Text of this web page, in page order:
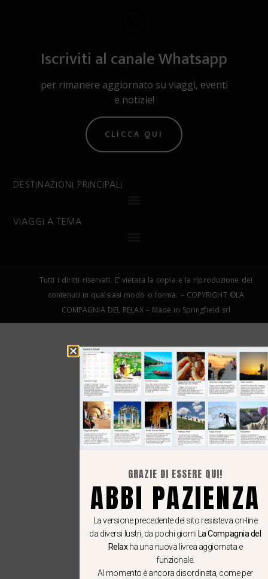
Iscriviti al canale Whatsapp
per rimanere aggiornato su viaggi, eventi
e notizie!
CLICCA QUI
DESTINAZIONI PRINCIPALI
VIAGGI A TEMA
Tutti i diritti riservati. E’ vietata la copia e la riproduzione dei
contenuti in qualsiasi modo o forma. – COPYRIGHT ©LA
COMPAGNIA DEL RELAX – Made in Springfield srl
GRAZIE DI ESSERE QUI!
ABBI PAZIENZA
La versione precedente del sito resisteva on-line
da diversi lustri, da pochi giorni La Compagnia del
Relaxha una nuova livrea aggiornata e
funzionale.
Al momento è ancora disordinata, come per